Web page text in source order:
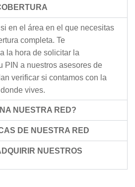
en el área en el que necesitas
completa. Te
la hora de solicitar la
PIN a nuestros asesores de
verificar si contamos con la
vives.
NUESTRA RED?
DE NUESTRA RED
NUESTROS